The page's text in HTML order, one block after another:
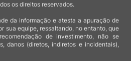
os direitos reservados.
da informação e atesta a apuração de
sua equipe, ressaltando, no entanto, que
de investimento, não se
danos (diretos, indiretos e incidentais),